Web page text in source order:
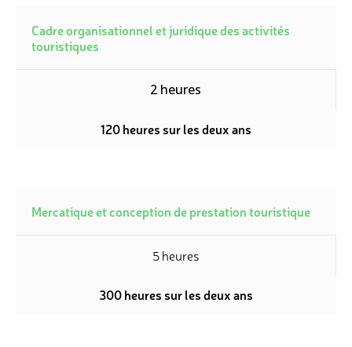
Cadre organisationnel et juridique des activités
touristiques
2 heures
120 heures sur les deux ans
Mercatique et conception de prestation touristique
5 heures
300 heures sur les deux ans